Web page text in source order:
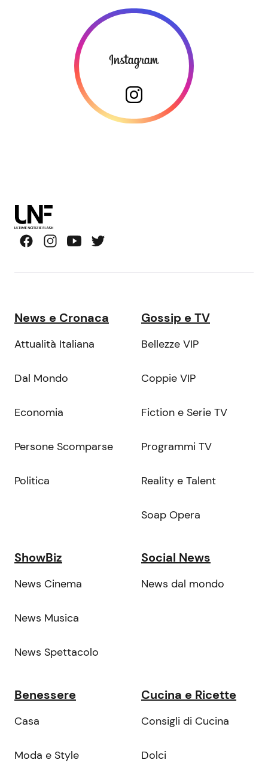
News e Cronaca
Attualità Italiana
Dal Mondo
Economia
Persone Scomparse
Politica
Gossip e TV
Bellezze VIP
Coppie VIP
Fiction e Serie TV
Programmi TV
Reality e Talent
Soap Opera
ShowBiz
News Cinema
News Musica
News Spettacolo
Social News
News dal mondo
Benessere
Casa
Moda e Style
Cucina e Ricette
Consigli di Cucina
Dolci